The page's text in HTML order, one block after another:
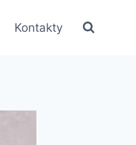
Kontakty